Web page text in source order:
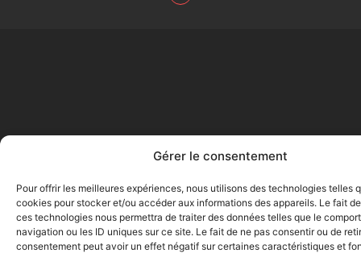
Gérer le consentement
Pour offrir les meilleures expériences, nous utilisons des technologies telles
cookies pour stocker et/ou accéder aux informations des appareils. Le fait
ces technologies nous permettra de traiter des données telles que le
navigation ou les ID uniques sur ce site. Le fait de ne pas consentir ou de
consentement peut avoir un effet négatif sur certaines caractéristiques et